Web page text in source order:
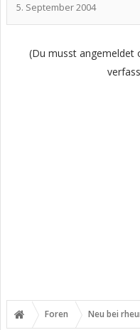
5. September 2004
(Du musst angemeldet
Foren Neu bei